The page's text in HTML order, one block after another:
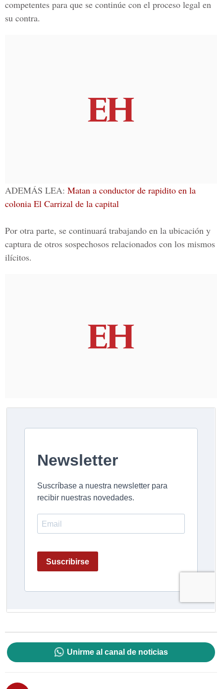
competentes para que se continúe con el proceso legal en
su contra.
ADEMÁS LEA: Matan a conductor de rapidito en la
colonia El Carrizal de la capital
Por otra parte, se continuará trabajando en la ubicación y
captura de otros sospechosos relacionados con los mismos
ilícitos.
Unirme al canal de noticias